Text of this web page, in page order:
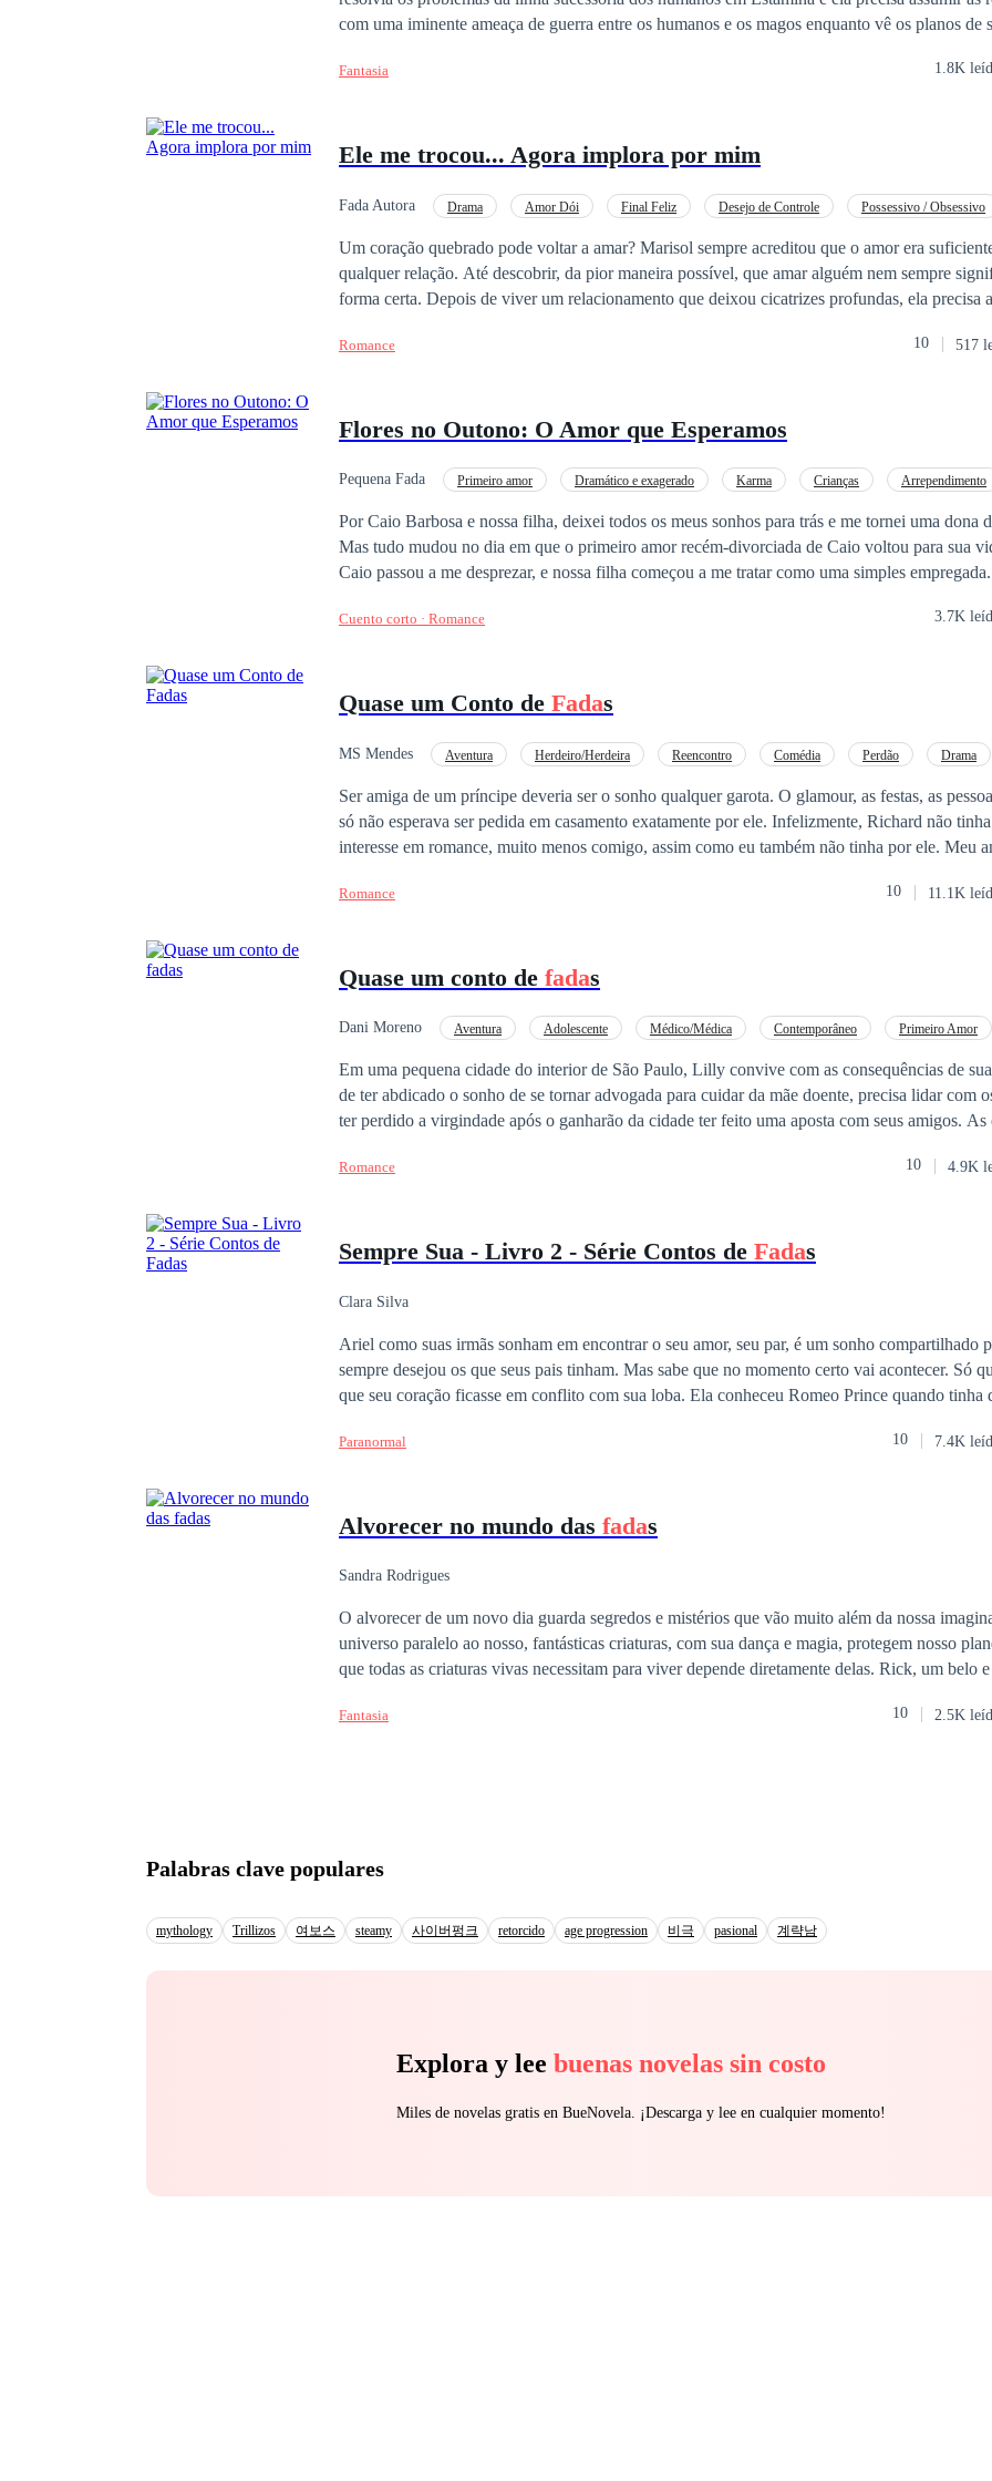
com uma iminente ameaça de guerra entre os humanos e os magos enquanto vê os planos de
Fantasia 1.8K
Ele me trocou... Agora implora por mim
Fada Autora Drama Amor Dói Final Feliz Desejo de Controle
Possessivo / Obsessivo
Um coração quebrado pode voltar a amar? Marisol sempre acreditou que o amor era suficiente para sustentar
qualquer relação. Até descobrir, da pior maneira possível, que amar alguém nem sempre
forma certa. Depois de viver um relacionamento que deixou cicatrizes profundas, ela precisa aprender a
descobrirá que existem diferentes formas de amar: ⚡ O amor que machuca. 🔥 O amor que consome. 🌹 E
Romance 10 517
Flores no Outono: O Amor que Esperamos
Pequena Fada Primeiro amor Dramático e exagerado Karma Crianças Arrependimento
Por Caio Barbosa e nossa filha, deixei todos os meus sonhos para trás e me tornei uma dona
Mas tudo mudou no dia em que o primeiro amor recém-divorciada de Caio voltou para sua
Caio passou a me desprezar, e nossa filha começou a me tratar como uma simples empregada. Com o coração
longe deles. Mas por que agora eles se arrependeram?
Cuento corto · Romance 3.7K
Quase um Conto de Fadas
MS Mendes Aventura Herdeiro/Herdeira Reencontro Comédia Perdão
Drama
Ser amiga de um príncipe deveria ser o sonho qualquer garota. O glamour, as festas, as pessoas importantes. Eu
só não esperava ser pedida em casamento exatamente por ele. Infelizmente, Richard não
interesse em romance, muito menos comigo, assim como eu também não tinha por ele. Meu
trono. E eu, sendo Jillian Lockwood, a filha do primeiro ministro, era a escolha mais do que
Romance 10 11.1K
Quase um conto de fadas
Dani Moreno Aventura Adolescente Médico/Médica Contemporâneo
Primeiro Amor
Em uma pequena cidade do interior de São Paulo, Lilly convive com as consequências de
de ter abdicado o sonho de se tornar advogada para cuidar da mãe doente, precisa lidar com
ter perdido a virgindade após o ganharão da cidade ter feito uma aposta com seus amigos. As
diagnóstico até agora desconhecido. Influenciada por seus sentimentos atuais, tudo que a
coração de Lilly e lidar com as consequências.
Romance 10 4.9K
Sempre Sua - Livro 2 - Série Contos de Fadas
Clara Silva
Ariel como suas irmãs sonham em encontrar o seu amor, seu par, é um sonho compartilhado
sempre desejou os que seus pais tinham. Mas sabe que no momento certo vai acontecer. Só que não imaginava
que seu coração ficasse em conflito com sua loba. Ela conheceu Romeo Prince quando tinha quatro anos de
mais que amizade por ele, e ao mesmo tempo sua loba não tem nada a dizer, afinal ela não
que ela pode fazer é esperar suas cartas, a única coisa que a mantém inteira. E só deseja que o destino não seja
mudar tudo. Será que Ariel vai aceitá-lo, acima de tudo, o passado vai deixá-lo fugir?
Paranormal 10 7.4K
Alvorecer no mundo das fadas
Sandra Rodrigues
O alvorecer de um novo dia guarda segredos e mistérios que vão muito além da nossa
universo paralelo ao nosso, fantásticas criaturas, com sua dança e magia, protegem nosso
que todas as criaturas vivas necessitam para viver depende diretamente delas. Rick, um belo
transforma quando descobre que é o único ser capaz de salvar dois mundos a beira do fim.
reino levando consigo as pedras da transformação. Sem elas, o grande círculo da vida
coração desses personagens que você, com certeza, jamais irá esquecer.
Fantasia 10 2.5K
Palabras clave populares
mythology Trillizos 여보스 steamy 사이버펑크 retorcido age progression 비극 pasional 계략남
Explora y lee buenas novelas sin costo
Miles de novelas gratis en BueNovela. ¡Descarga y lee en cualquier momento!